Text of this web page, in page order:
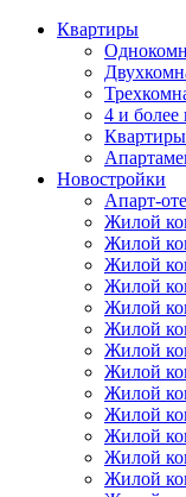
Квартиры
4 и более
Новостройки
Апарт-
Жилой
Жилой
Жилой
Жилой
Жилой
Жилой
Жилой
Жилой
Жилой
Жилой
Жилой
Жилой
Жилой